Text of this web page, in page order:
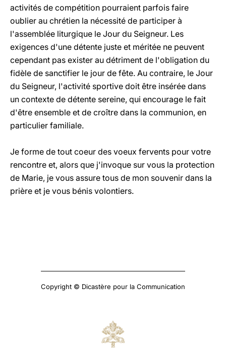
activités de compétition pourraient parfois faire
oublier au chrétien la nécessité de participer à
l'assemblée liturgique le Jour du Seigneur. Les
exigences d'une détente juste et méritée ne peuvent
cependant pas exister au détriment de l'obligation du
fidèle de sanctifier le jour de fête. Au contraire, le Jour
du Seigneur, l'activité sportive doit être insérée dans
un contexte de détente sereine, qui encourage le fait
d'être ensemble et de croître dans la communion, en
particulier familiale.
Je forme de tout coeur des voeux fervents pour votre
rencontre et, alors que j'invoque sur vous la protection
de Marie, je vous assure tous de mon souvenir dans la
prière et je vous bénis volontiers.
Copyright © Dicastère pour la Communication